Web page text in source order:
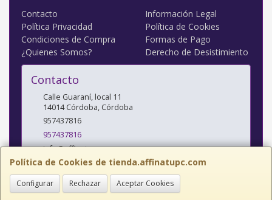
Política de Cookies de tienda.affinatupc.com
Configurar Rechazar Aceptar Cookies
Contacto
Información Legal
Política Privacidad
Política de Cookies
Condiciones de Compra
Formas de Pago
¿Quienes Somos?
Derecho de Desistimiento
Contacto
Calle Guaraní, local 11
14014 Córdoba, Córdoba
957437816
957437816
info@affinatupc.com
Horario